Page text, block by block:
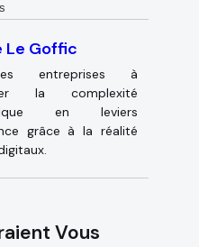
Le Goffic
entreprises à
la complexité
en leviers
grâce à la réalité
Vous